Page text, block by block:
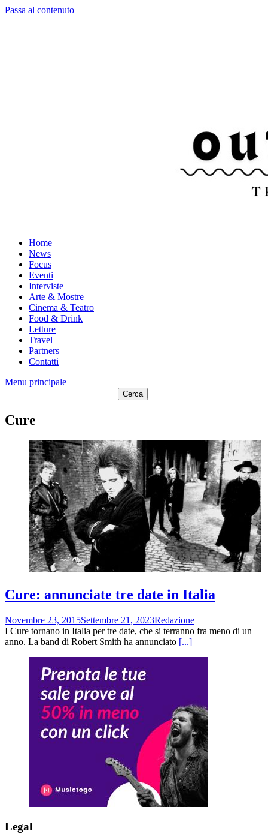
Passa al contenuto
Home
News
Focus
Eventi
Interviste
Arte & Mostre
Cinema & Teatro
Food & Drink
Letture
Travel
Partners
Contatti
Menu principale
Cure
Cure: annunciate tre date in Italia
Novembre 23, 2015Settembre 21, 2023Redazione
I Cure tornano in Italia per tre date, che si terranno fra meno di un
anno. La band di Robert Smith ha annunciato [...]
Legal